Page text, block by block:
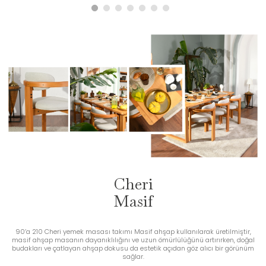
Cheri
Masif
90’a 210 Cheri yemek masası takımı Masif ahşap kullanılarak üretilmiştir,
masif ahşap masanın dayanıklılığını ve uzun ömürlülüğünü artırırken, doğal
budakları ve çatlayan ahşap dokusu da estetik açıdan göz alıcı bir görünüm
sağlar.